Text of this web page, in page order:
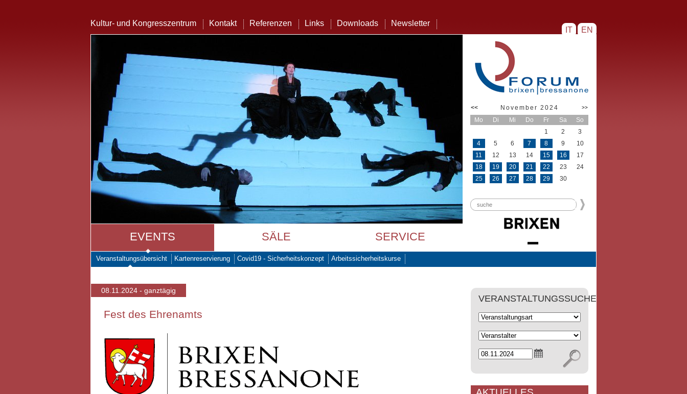
IT EN
Kultur- und Kongresszentrum Kontakt Referenzen Links Downloads Newsletter
EVENTS SÄLE SERVICE
<< November 2024 >>
Mo Di Mi Do Fr Sa
So
1
2
3
4
5 6 7 8 9
10
11
12 13 14 15 16
17
18
19 20 21 22 23
24
25
26 27 28 29 30
Veranstaltungsübersicht Kartenreservierung Covid19 - Sicherheitskonzept Arbeitssicherheitskurse
08.11.2024 - ganztägig
Fest des Ehrenamts
VERANSTALTUNGSSUCHE